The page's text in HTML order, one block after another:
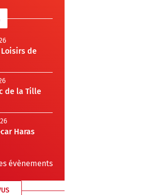
de
de la Tille
Haras
évènements